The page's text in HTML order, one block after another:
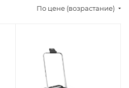
По цене (возрастание)